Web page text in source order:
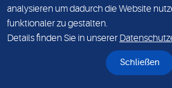
analysieren um dadurch die Website
funktionaler zu gestalten.
Details finden Sie in unserer
Schließen